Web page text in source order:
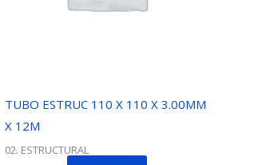
TUBO ESTRUC 110 X 110 X 3.00MM
X 12M
02. ESTRUCTURAL